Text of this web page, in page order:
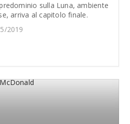
sulla Luna, ambiente
arriva al capitolo finale.
2019